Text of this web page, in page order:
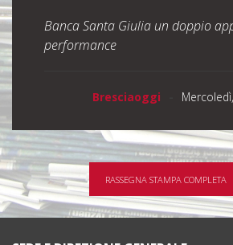
Banca Santa Giulia un doppio
performance
Bresciaoggi
RASSEGNA STAMPA COMPLETA